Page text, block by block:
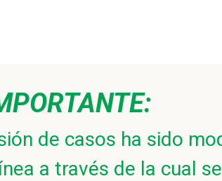
de casos ha sido
a través de la cual